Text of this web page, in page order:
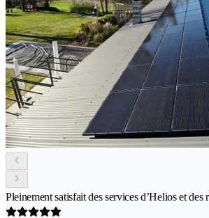
Pleinement satisfait des services d’Helios et des